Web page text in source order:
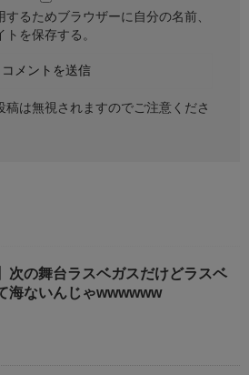
るためブラウザーに自分の名前、
を保存する。
稿は無視されますのでご注意くださ
次の舞台ラスベガスだけどラスベ
海ないんじゃwwwwww